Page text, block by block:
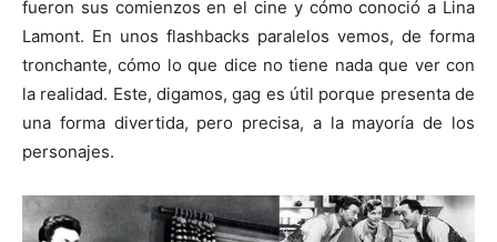
fueron sus comienzos en el cine y cómo conoció a Lina
Lamont. En unos flashbacks paralelos vemos, de forma
tronchante, cómo lo que dice no tiene nada que ver con
la realidad. Este, digamos, gag es útil porque presenta de
una forma divertida, pero precisa, a la mayoría de los
personajes.